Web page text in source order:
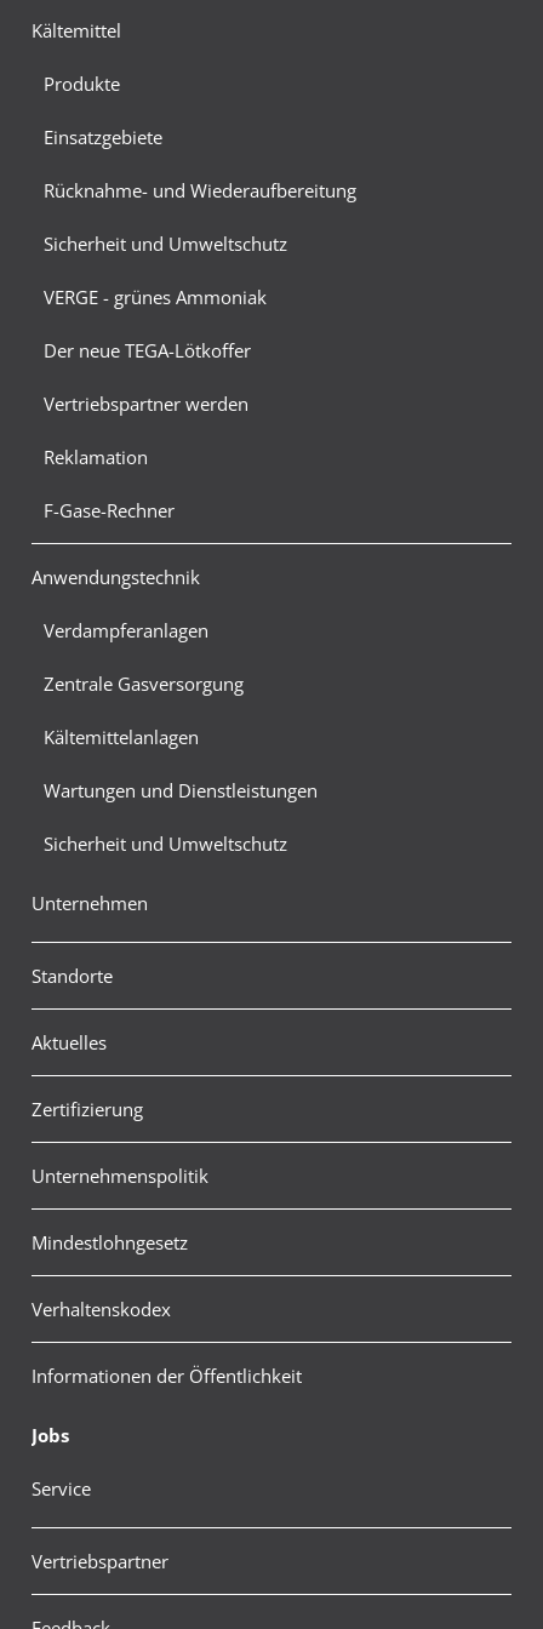
Kältemittel
Produkte
Einsatzgebiete
Rücknahme- und Wiederaufbereitung
Sicherheit und Umweltschutz
VERGE - grünes Ammoniak
Der neue TEGA-Lötkoffer
Vertriebspartner werden
Reklamation
F-Gase-Rechner
Anwendungstechnik
Verdampferanlagen
Zentrale Gasversorgung
Kältemittelanlagen
Wartungen und Dienstleistungen
Sicherheit und Umweltschutz
Unternehmen
Standorte
Aktuelles
Zertifizierung
Unternehmenspolitik
Mindestlohngesetz
Verhaltenskodex
Informationen der Öffentlichkeit
Jobs
Service
Vertriebspartner